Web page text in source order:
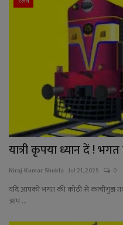
यात्री कृपया ध्यान दें !
Niraj Kumar Shukla Jul 21, 2025 0
यदि आपको भगत की कोठी से काचीगुडा
आप ...